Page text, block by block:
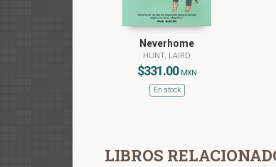
Neverhome
HUNT, LAIRD
$331.00 MXN
En stock
LIBROS